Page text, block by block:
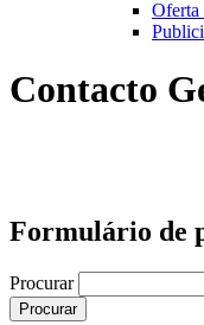
Oferta
Contacto
Formulário de
Procurar